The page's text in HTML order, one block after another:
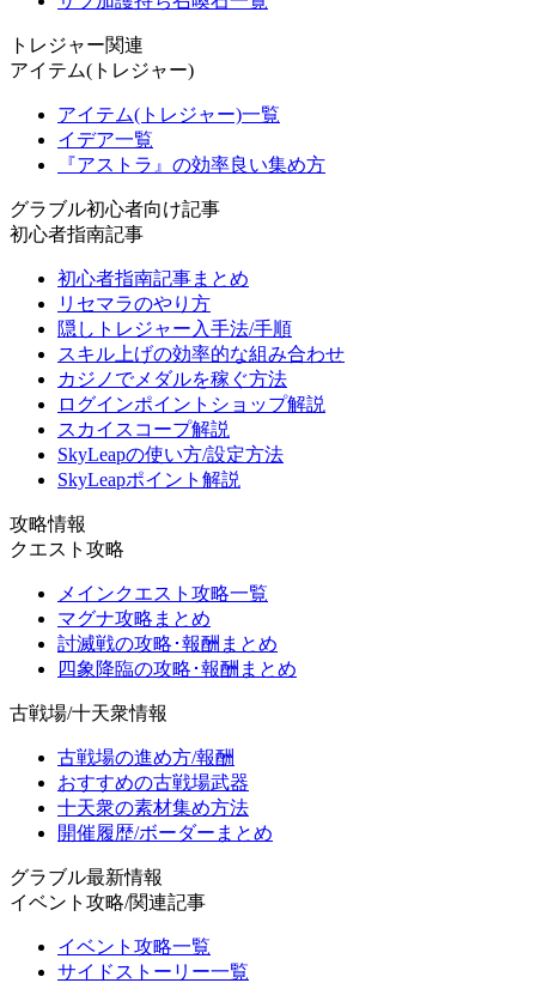
トレジャー関連
アイテム(トレジャー)
アイテム(トレジャー)一覧
イデア一覧
『アストラ』の効率良い集め方
グラブル初心者向け記事
初心者指南記事
初心者指南記事まとめ
リセマラのやり方
隠しトレジャー入手法/手順
スキル上げの効率的な組み合わせ
カジノでメダルを稼ぐ方法
ログインポイントショップ解説
スカイスコープ解説
SkyLeapの使い方/設定方法
SkyLeapポイント解説
攻略情報
クエスト攻略
メインクエスト攻略一覧
マグナ攻略まとめ
討滅戦の攻略･報酬まとめ
四象降臨の攻略･報酬まとめ
古戦場/十天衆情報
古戦場の進め方/報酬
おすすめの古戦場武器
十天衆の素材集め方法
開催履歴/ボーダーまとめ
グラブル最新情報
イベント攻略/関連記事
イベント攻略一覧
サイドストーリー一覧